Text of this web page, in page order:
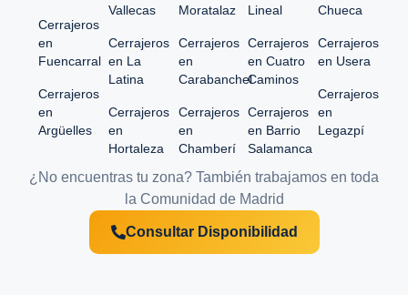
Cerrajeros
en
Fuencarral
Cerrajeros
en
Argüelles
Vallecas
Cerrajeros
en La
Latina
Cerrajeros
en
Hortaleza
Moratalaz
Cerrajeros
en
Carabanchel
Cerrajeros
en
Chamberí
Lineal
Cerrajeros
en Cuatro
Caminos
Cerrajeros
en Barrio
Salamanca
Chueca
Cerrajeros
en Usera
Cerrajeros
en
Legazpí
¿No encuentras tu zona? También trabajamos en toda
la Comunidad de Madrid
Consultar Disponibilidad